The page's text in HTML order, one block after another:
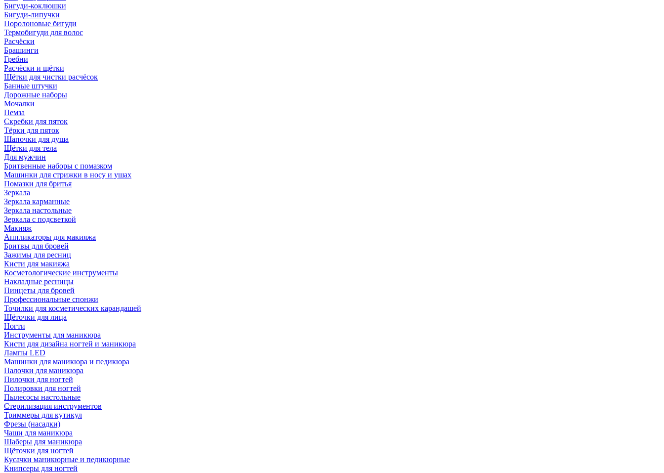
Бигуди-коклюшки
Бигуди-липучки
Поролоновые бигуди
Термобигуди для волос
Расчёски
Брашинги
Гребни
Расчёски и щётки
Щётки для чистки расчёсок
Банные штучки
Дорожные наборы
Мочалки
Пемза
Скребки для пяток
Тёрки для пяток
Шапочки для душа
Щётки для тела
Для мужчин
Бритвенные наборы с помазком
Машинки для стрижки в носу и ушах
Помазки для бритья
Зеркала
Зеркала карманные
Зеркала настольные
Зеркала с подсветкой
Макияж
Аппликаторы для макияжа
Бритвы для бровей
Зажимы для ресниц
Кисти для макияжа
Косметологические инструменты
Накладные ресницы
Пинцеты для бровей
Профессиональные спонжи
Точилки для косметических карандашей
Щёточки для лица
Ногти
Инструменты для маникюра
Кисти для дизайна ногтей и маникюра
Лампы LED
Машинки для маникюра и педикюра
Палочки для маникюра
Пилочки для ногтей
Полировки для ногтей
Пылесосы настольные
Стерилизация инструментов
Триммеры для кутикул
Фрезы (насадки)
Чаши для маникюра
Шаберы для маникюра
Щёточки для ногтей
Кусачки маникюрные и педикюрные
Книпсеры для ногтей